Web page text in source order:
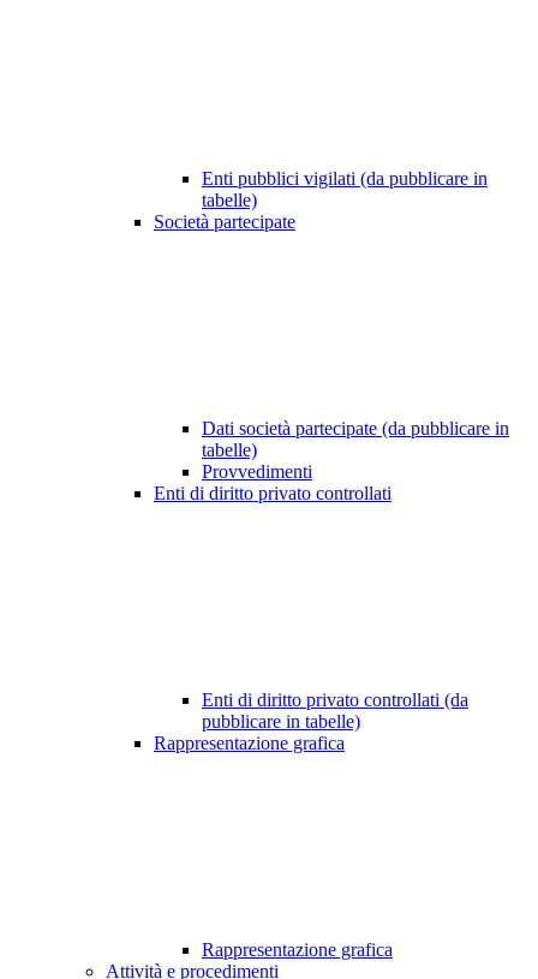
Enti pubblici vigilati (da pubblicare in
tabelle)
Società partecipate
Dati società partecipate (da pubblicare in
tabelle)
Provvedimenti
Enti di diritto privato controllati
Enti di diritto privato controllati (da
pubblicare in tabelle)
Rappresentazione grafica
Rappresentazione grafica
Attività e procedimenti